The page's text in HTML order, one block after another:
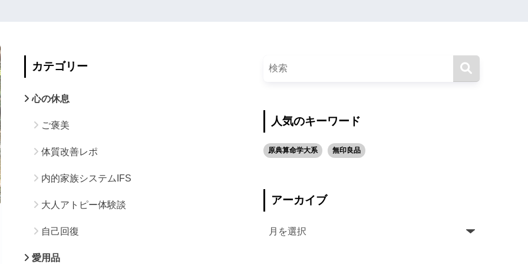
カテゴリー
心の休息
ご褒美
体質改善レポ
内的家族システムIFS
大人アトピー体験談
自己回復
愛用品
人気のキーワード
原典算命学大系 無印良品
アーカイブ